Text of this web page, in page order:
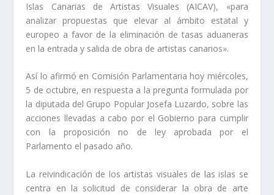
Islas Canarias de Artistas Visuales (AICAV), «para
analizar propuestas que elevar al ámbito estatal y
europeo a favor de la eliminación de tasas aduaneras
en la entrada y salida de obra de artistas canarios».
Así lo afirmó en Comisión Parlamentaria hoy miércoles,
5 de octubre, en respuesta a la pregunta formulada por
la diputada del Grupo Popular Josefa Luzardo, sobre las
acciones llevadas a cabo por el Gobierno para cumplir
con la proposición no de ley aprobada por el
Parlamento el pasado año.
La reivindicación de los artistas visuales de las islas se
centra en la solicitud de considerar la obra de arte